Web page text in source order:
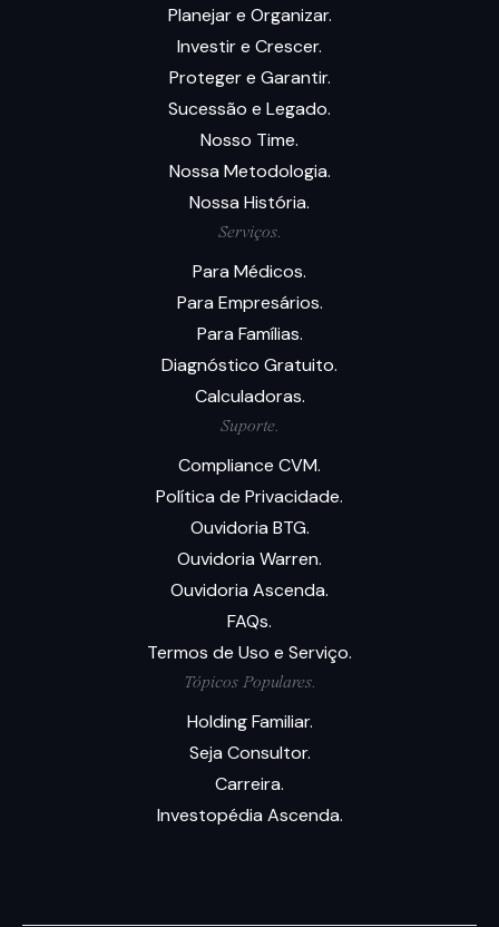
Planejar e Organizar.
Investir e Crescer.
Proteger e Garantir.
Sucessão e Legado.
Nosso Time.
Nossa Metodologia.
Nossa História.
Serviços.
Para Médicos.
Para Empresários.
Para Famílias.
Diagnóstico Gratuito.
Calculadoras.
Suporte.
Compliance CVM.
Política de Privacidade.
Ouvidoria BTG.
Ouvidoria Warren.
Ouvidoria Ascenda.
FAQs.
Termos de Uso e Serviço.
Tópicos Populares.
Holding Familiar.
Seja Consultor.
Carreira.
Investopédia Ascenda.